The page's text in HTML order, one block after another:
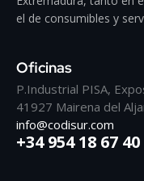
el de consumibles y
Oficinas
P.Industrial PISA,
41927 Mairena del
info@codisur.com
+34 954 18 67 40